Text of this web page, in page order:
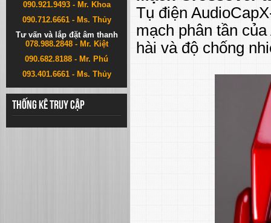
090.921.9493 - Mr. Khoa
090.712.6661 - Ms. Thủy
Tư vấn và lắp đặt âm thanh
078.988.2848 - Mr. Kiệt
090.682.8188 - Mr. Phú
093.401.6661 - Ms. Thủy
Thống kê truy cập
Tụ điện
mạch phân tần
hài và độ chống